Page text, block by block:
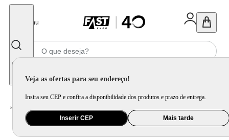
Menu
Veja as ofertas para seu endereço!
Insira seu CEP e confira a disponibilidade dos produtos e prazo de entrega.
Inserir CEP Mais tarde
Home